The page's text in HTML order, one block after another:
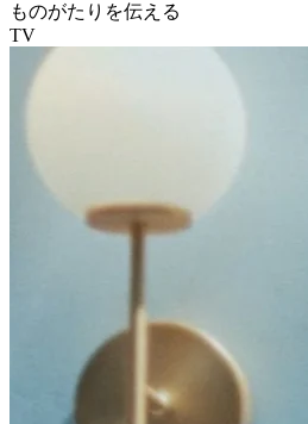
ものがたりを伝える
TV